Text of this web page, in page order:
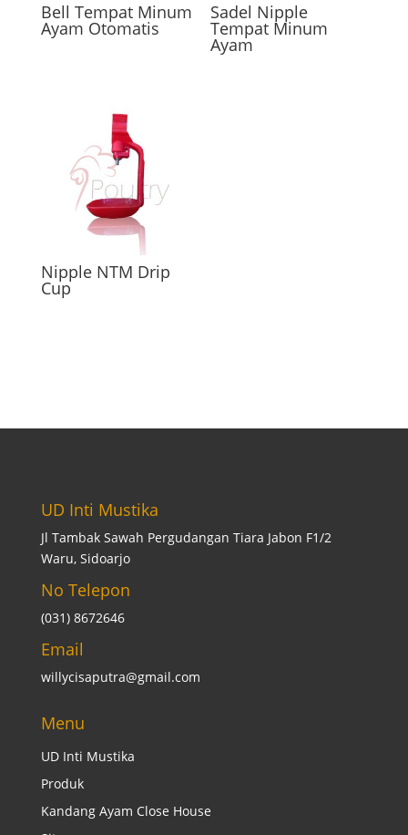
Bell Tempat Minum
Ayam Otomatis
Sadel Nipple
Tempat Minum
Ayam
Nipple NTM Drip
Cup
UD Inti Mustika
Jl Tambak Sawah Pergudangan Tiara Jabon F1/2
Waru, Sidoarjo
No Telepon
(031) 8672646
Email
willycisaputra@gmail.com
Menu
UD Inti Mustika
Produk
Kandang Ayam Close House